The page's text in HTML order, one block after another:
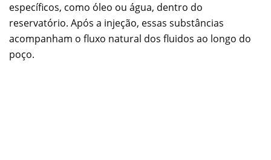
específicos, como óleo ou água, dentro do
reservatório. Após a injeção, essas substâncias
acompanham o fluxo natural dos fluidos ao longo do
poço.